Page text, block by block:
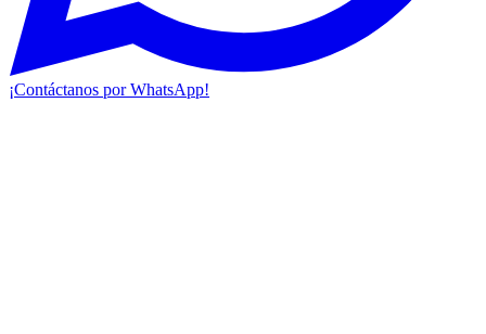
¡Contáctanos por WhatsApp!